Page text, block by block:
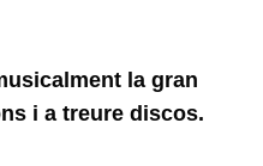
la gran
i a treure discos.